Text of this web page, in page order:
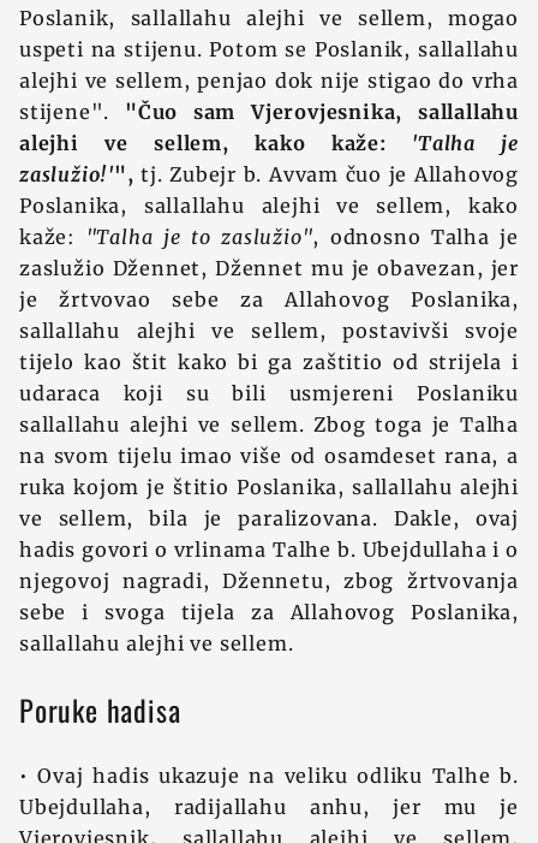
Poslanik, sallallahu alejhi ve sellem, mogao
uspeti na stijenu. Potom se Poslanik, sallallahu
alejhi ve sellem, penjao dok nije stigao do vrha
stijene". "Čuo sam Vjerovjesnika, sallallahu
alejhi ve sellem, kako kaže: 'Talha je
zaslužio!'", tj. Zubejr b. Avvam čuo je Allahovog
Poslanika, sallallahu alejhi ve sellem, kako
kaže:
"Talha je to zaslužio", odnosno Talha je
zaslužio Džennet, Džennet mu je obavezan, jer
je žrtvovao sebe za Allahovog Poslanika,
sallallahu alejhi ve sellem, postavivši svoje
tijelo kao štit kako bi ga zaštitio od strijela i
udaraca koji su bili usmjereni Poslaniku
sallallahu alejhi ve sellem. Zbog toga je Talha
na svom tijelu imao više od osamdeset rana, a
ruka kojom je štitio Poslanika, sallallahu alejhi
ve sellem, bila je paralizovana. Dakle, ovaj
hadis govori o vrlinama Talhe b. Ubejdullaha i o
njegovoj nagradi, Džennetu, zbog žrtvovanja
sebe i svoga tijela za Allahovog Poslanika,
sallallahu alejhi ve sellem.
Poruke hadisa
• Ovaj hadis ukazuje na veliku odliku Talhe b.
Ubejdullaha, radijallahu anhu, jer mu je
Vjerovjesnik, sallallahu alejhi ve sellem,